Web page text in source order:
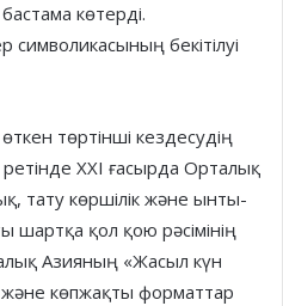
көтерді.
символикасының бекітілуі
төртінші кездесудің
ХХІ ғасыр­да Орталық
тату көршілік және ынты­
шартқа қол қою рәсімінің
Азияның «Жасыл күн
және көпжақты форматтар